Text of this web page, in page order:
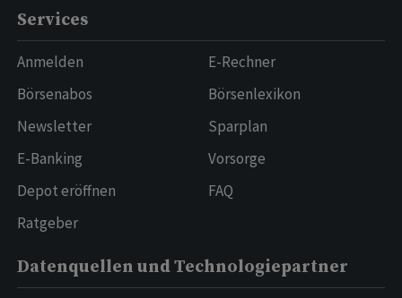
Services
Anmelden
Börsenabos
Newsletter
E-Banking
Depot eröffnen
Ratgeber
E-Rechner
Börsenlexikon
Sparplan
Vorsorge
FAQ
Datenquellen und Technologiepartner